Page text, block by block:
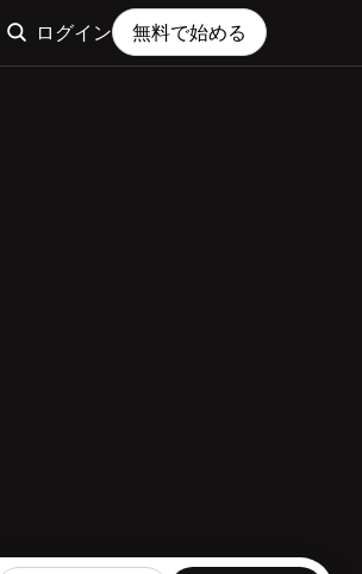
ログイン 無料で始める